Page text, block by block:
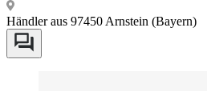
Händler aus 97450 Arnstein (Bayern)